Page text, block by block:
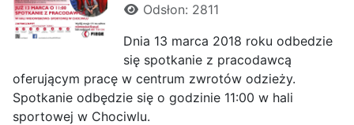
Odsłon: 2811
Dnia 13 marca 2018 roku odbedzie
się spotkanie z pracodawcą
oferującym pracę w centrum zwrotów odzieży.
Spotkanie odbędzie się o godzinie 11:00 w hali
sportowej w Chociwlu.